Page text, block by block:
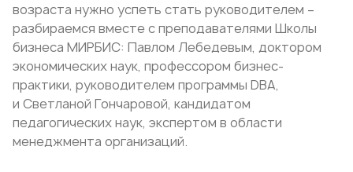
возраста нужно успеть стать руководителем –
разбираемся вместе с преподавателями Школы
бизнеса МИРБИС: Павлом Лебедевым, доктором
экономических наук, профессором бизнес-
практики, руководителем программы DBA,
и Светланой Гончаровой, кандидатом
педагогических наук, экспертом в области
менеджмента организаций.